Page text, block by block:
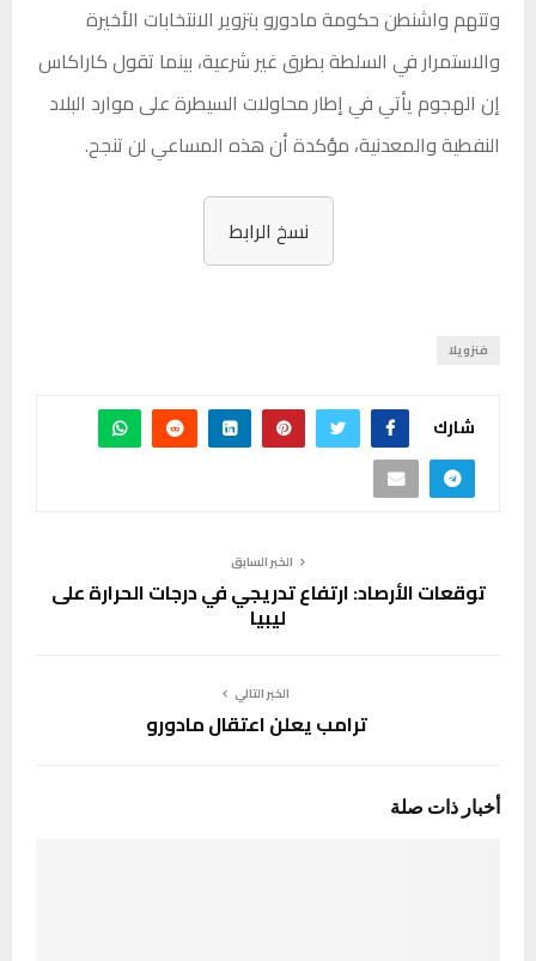
وتتهم واشنطن حكومة مادورو بتزوير الانتخابات الأخيرة
والاستمرار في السلطة بطرق غير شرعية، بينما تقول كاراكاس
إن الهجوم يأتي في إطار محاولات السيطرة على موارد البلاد
النفطية والمعدنية، مؤكدة أن هذه المساعي لن تنجح.
نسخ الرابط
فنزويلا
شارك
الخبر السابق
توقعات الأرصاد: ارتفاع تدريجي في درجات الحرارة على
ليبيا
الخبر التالي
ترامب يعلن اعتقال مادورو
أخبار ذات صلة